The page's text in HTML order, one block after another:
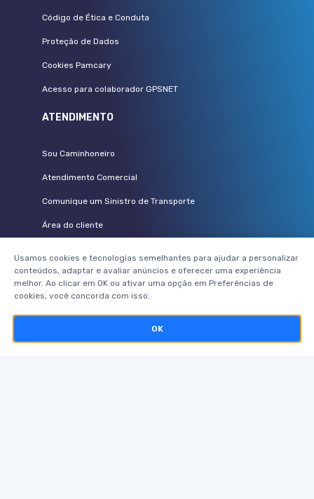
Código de Ética e Conduta
Proteção de Dados
Cookies Pamcary
Acesso para colaborador GPSNET
ATENDIMENTO
Sou Caminhoneiro
Atendimento Comercial
Comunique um Sinistro de Transporte
Área do cliente
PARCEIROS
Seguradoras
Usamos cookies e tecnologias semelhantes para ajudar a personalizar
conteúdos, adaptar e avaliar anúncios e oferecer uma experiência
melhor. Ao clicar em OK ou ativar uma opção em Preferências de
cookies, você concorda com isso.
OK